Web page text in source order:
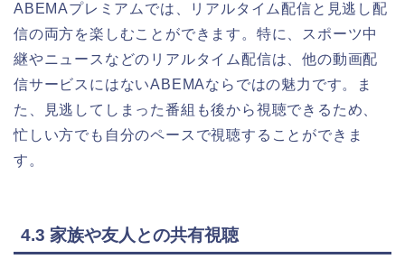
ABEMAプレミアムでは、リアルタイム配信と見逃し配
信の両方を楽しむことができます。特に、スポーツ中
継やニュースなどのリアルタイム配信は、他の動画配
信サービスにはないABEMAならではの魅力です。ま
た、見逃してしまった番組も後から視聴できるため、
忙しい方でも自分のペースで視聴することができま
す。
4.3 家族や友人との共有視聴